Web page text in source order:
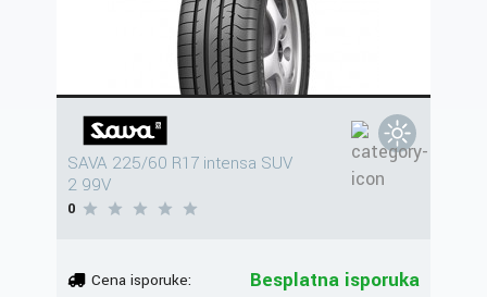
SAVA 225/60 R17 intensa SUV
2 99V
0
Cena isporuke: Besplatna isporuka